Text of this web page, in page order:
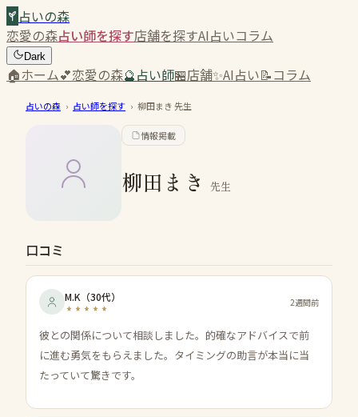
占いの森
恋愛の森占い師を探す店舗を探すAI占いコラム
Dark
🏠ホーム💕恋愛の森🔮占い師🏪店舗✨AI占い📝コラム
占いの森 › 占い師を探す › 柳田まき先生
情報掲載
柳田まき 先生
口コミ
M.K （30代） 2週間前
彼との関係について相談しました。的確なアドバイスで前
に進む勇気をもらえました。タイミングの助言が本当に当
たっていて驚きです。